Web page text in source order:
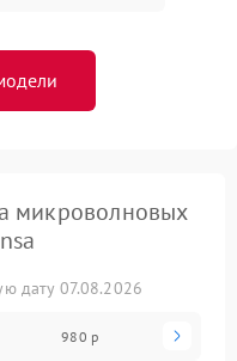
микроволновых
дату 07.08.2026
980 р